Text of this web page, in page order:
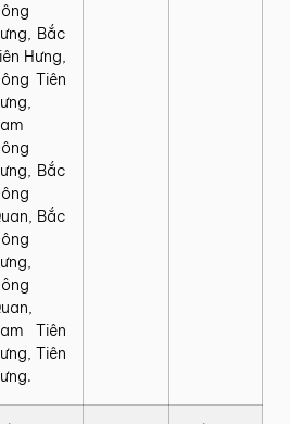
Bắc
Hưng,
Tiên
Bắc
Bắc
Tiên
Tiên